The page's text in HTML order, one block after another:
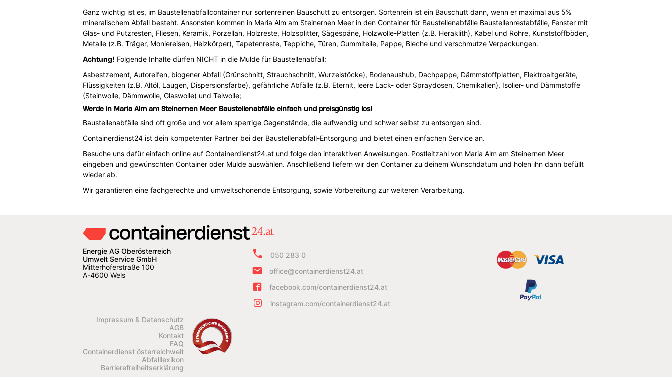
Ganz wichtig ist es, im Baustellenabfallcontainer nur sortenreinen Bauschutt zu entsorgen. Sortenrein ist ein Bauschutt dann, wenn er maximal aus 5%
mineralischem Abfall besteht. Ansonsten kommen in Maria Alm am Steinernen Meer in den Container für Baustellenabfälle Baustellenrestabfälle, Fenster mit
Glas- und Putzresten, Fliesen, Keramik, Porzellan, Holzreste, Holzsplitter, Sägespäne, Holzwolle-Platten (z.B. Heraklith), Kabel und Rohre, Kunststoffböden,
Metalle (z.B. Träger, Moniereisen, Heizkörper), Tapetenreste, Teppiche, Türen, Gummiteile, Pappe, Bleche und verschmutze Verpackungen.
Achtung! Folgende Inhalte dürfen NICHT in die Mulde für Baustellenabfall:
Asbestzement, Autoreifen, biogener Abfall (Grünschnitt, Strauchschnitt, Wurzelstöcke), Bodenaushub, Dachpappe, Dämmstoffplatten, Elektroaltgeräte,
Flüssigkeiten (z.B. Altöl, Laugen, Dispersionsfarbe), gefährliche Abfälle (z.B. Eternit, leere Lack- oder Spraydosen, Chemikalien), Isolier- und Dämmstoffe
(Steinwolle, Dämmwolle, Glaswolle) und Telwolle;
Werde in Maria Alm am Steinernen Meer Baustellenabfälle einfach und preisgünstig los!
Baustellenabfälle sind oft große und vor allem sperrige Gegenstände, die aufwendig und schwer selbst zu entsorgen sind.
Containerdienst24 ist dein kompetenter Partner bei der Baustellenabfall-Entsorgung und bietet einen einfachen Service an.
Besuche uns dafür einfach online auf Containerdienst24.at und folge den interaktiven Anweisungen. Postleitzahl von Maria Alm am Steinernen Meer
eingeben und gewünschten Container oder Mulde auswählen. Anschließend liefern wir den Container zu deinem Wunschdatum und holen ihn dann befüllt
wieder ab.
Wir garantieren eine fachgerechte und umweltschonende Entsorgung, sowie Vorbereitung zur weiteren Verarbeitung.
Energie AG Oberösterreich
Umwelt Service GmbH
Mitterhoferstraße 100
A-4600 Wels
050 283 0
office@containerdienst24.at
facebook.com/containerdienst24.at
instagram.com/containerdienst24.at
Impressum & Datenschutz
AGB
Kontakt
FAQ
Containerdienst österreichweit
Abfalllexikon
Barrierefreiheitserklärung